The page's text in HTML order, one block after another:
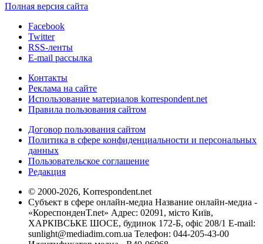
Полная версия сайта
Facebook
Twitter
RSS-ленты
E-mail рассылка
Контакты
Реклама на сайте
Использование материалов korrespondent.net
Правила пользования сайтом
Договор пользования сайтом
Политика в сфере конфиденциальности и персональных
данных
Пользовательское соглашение
Редакция
© 2000-2026, Korrespondent.net
Субъект в сфере онлайн-медиа Название онлайн-медиа -
«КореспонденТ.net» Адрес: 02091, місто Київ,
ХАРКІВСЬКЕ ШОСЕ, будинок 172-Б, офіс 208/1 E-mail:
sunlight@mediadim.com.ua Телефон: 044-205-43-00